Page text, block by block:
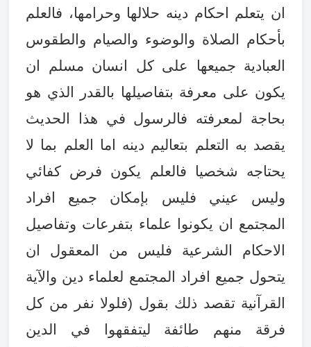
ان يتعلم احكام دينه حلالها وحرامها، فالعلم
بأحكام الصلاة والوضوء والصيام والطقوس
العبادية جميعها على كل انسان مسلم ان
يكون على معرفة بتفاصيلها بالقدر الذي هو
بحاجة لمعرفته فالرسول في هذا الحديث
يقصد به التعلم بتعاليم دينه اما العلم بما لا
يحتاجه شخصيا فالعلم يكون فرض كفائي
وليس عيني فليس بإمكان جميع افراد
المجتمع ان يكونوا علماء بتفرعات وتفاصيل
الاحكام الشرعية فليس من المعقول ان
يتحول جميع افراد المجتمع لعلماء دين والآية
القرآنية تقصد ذلك بقول (فلولا نفر من كل
فرقة منهم طائفة ليتفقهوا في الدين